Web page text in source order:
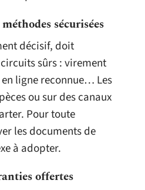
sécurisées
décisif, doit
sûrs : virement
ligne reconnue… Les
ou sur des canaux
Pour toute
les documents de
à adopter.
offertes